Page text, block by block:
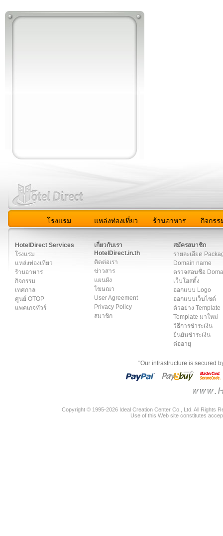
โรงแรม แหล่งท่องเที่ยว ร้านอาหาร กิจกรร
HotelDirect Services
โรงแรม
แหล่งท่องเที่ยว
ร้านอาหาร
กิจกรรม
เทศกาล
ศูนย์ OTOP
แพคเกจทัวร์
เกี่ยวกับเรา
HotelDirect.in.th
ติดต่อเรา
ข่าวสาร
แผนผัง
โฆษณา
User Agreement
Privacy Policy
สมาชิก
สมัครสมาชิก
รายละเอียด
Domain name
ตรวจสอบชื่อ
เว็บโฮสติ้ง
ออกแบบ Logo
ออกแบบเว็บไซต์
ตัวอย่าง Template
Template มาใหม่
วิธีการชำระเงิน
ยืนยันชำระเงิน
ต่ออายุ
"Our infrastructure is secured
Copyright © 1995-2026 Ideal Creation Center Co., Ltd. All Rights
Use of this Web site constitutes